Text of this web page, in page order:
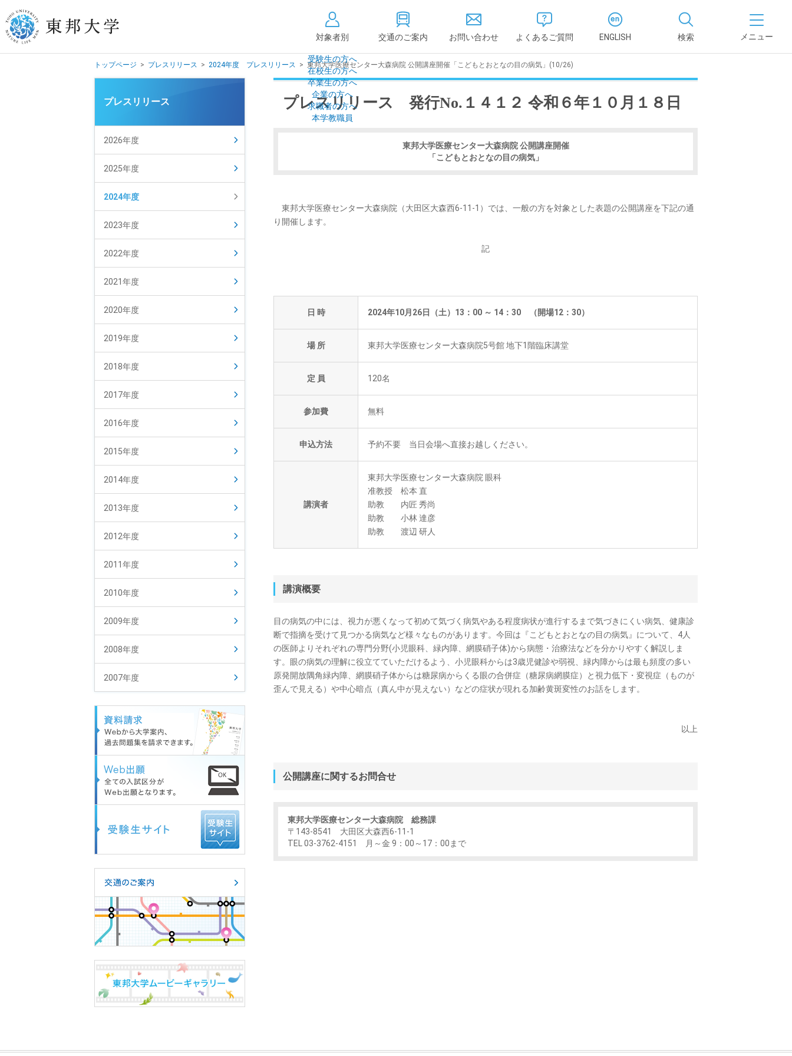
対象者別
受験生の方へ
在校生の方へ
卒業生の方へ
企業の方へ
求職者の方へ
本学教職員
交通のご案内 お問い合わせ よくあるご質問 ENGLISH 検索
学生数
情報公開
教学に関する情報
積・耐震化率
高等教育の修学支援新制
度
薬学部
健康科学部
トップページ > プレスリリース > 2024年度 プレスリリース > 東邦大学医療センター大森病院 公開講座開催「こどもとおとなの目の病気」(10/26)
プレスリリース 発行No.１４１２ 令和６年１０月１８日
東邦大学医療センター大森病院 公開講座開催
「こどもとおとなの目の病気」
東邦大学医療センター大森病院（大田区大森西6-11-1）では、一般の方を対象とした表題の公開講座を下記の通
り開催します。
記
日 時 2024年10月26日（土）13：00 ～ 14：30 （開場12：30）
場 所 東邦大学医療センター大森病院5号館 地下1階臨床講堂
定 員 120名
参加費 無料
申込方法 予約不要 当日会場へ直接お越しください。
講演者
東邦大学医療センター大森病院 眼科
准教授 松本 直
助教 内匠 秀尚
助教 小林 達彦
助教 渡辺 研人
講演概要
目の病気の中には、視力が悪くなって初めて気づく病気やある程度病状が進行するまで気づきにくい病気、健康診
断で指摘を受けて見つかる病気など様々なものがあります。今回は『こどもとおとなの目の病気』について、4人
の医師よりそれぞれの専門分野(小児眼科、緑内障、網膜硝子体)から病態・治療法などを分かりやすく解説しま
す。眼の病気の理解に役立てていただけるよう、小児眼科からは3歳児健診や弱視、緑内障からは最も頻度の多い
原発開放隅角緑内障、網膜硝子体からは糖尿病からくる眼の合併症（糖尿病網膜症）と視力低下・変視症（ものが
歪んで見える）や中心暗点（真ん中が見えない）などの症状が現れる加齢黄斑変性のお話をします。
以上
公開講座に関するお問合せ
東邦大学医療センター大森病院 総務課
〒143-8541 大田区大森西6-11-1
TEL 03-3762-4151 月～金 9：00～17：00まで
プレスリリース
2026年度
2025年度
2024年度
2023年度
2022年度
2021年度
2020年度
2019年度
2018年度
2017年度
2016年度
2015年度
2014年度
2013年度
2012年度
2011年度
2010年度
2009年度
2008年度
2007年度